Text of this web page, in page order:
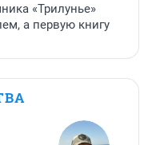
«Трилунье»
а первую книгу